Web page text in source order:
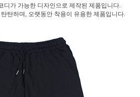
디가 가능한 디자인으로 제작된 제품입니다.
탄하며, 오랫동안 착용이 유용한 제품입니다.